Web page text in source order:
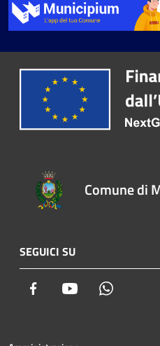
Comune di
SEGUICI SU
Facebook Youtube